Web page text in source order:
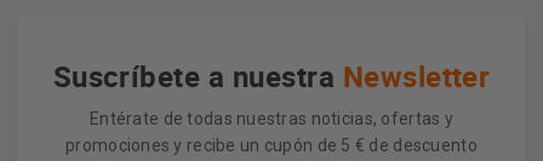
Suscríbete a nuestra Newsletter
Entérate de todas nuestras noticias, ofertas y
promociones y recibe un cupón de 5 € de descuento